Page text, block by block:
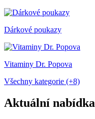
Dárkové poukazy
Vitaminy Dr. Popova
Všechny kategorie (+8)
Aktuální nabídka